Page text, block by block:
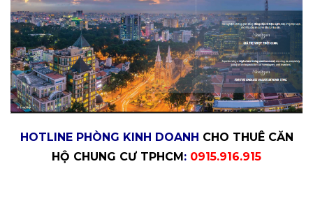
HOTLINE PHÒNG KINH DOANH CHO THUÊ CĂN
HỘ CHUNG CƯ TPHCM : 0915.916.915